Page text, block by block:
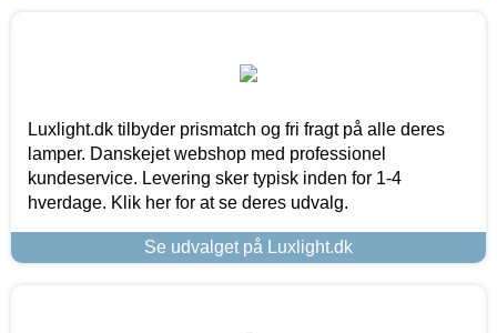
Luxlight.dk tilbyder prismatch og fri fragt på alle deres
lamper. Danskejet webshop med professionel
kundeservice. Levering sker typisk inden for 1-4
hverdage. Klik her for at se deres udvalg.
Se udvalget på Luxlight.dk